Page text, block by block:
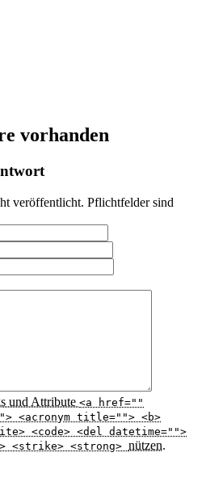
vorhanden
veröffentlicht. Pflichtfelder sind
und Attribute <a href=""
<acronym title=""> <b>
<code> <del datetime="">
<strike> <strong> nützen.